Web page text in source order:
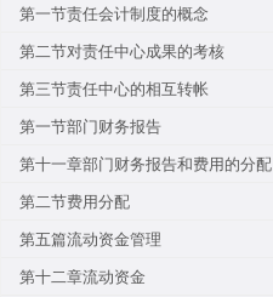
第一节责任会计制度的概念
第二节对责任中心成果的考核
第三节责任中心的相互转帐
第一节部门财务报告
第十一章部门财务报告和费用的分配
第二节费用分配
第五篇流动资金管理
第十二章流动资金